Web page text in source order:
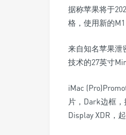
据称苹果将于
格，使用新的
来自知名苹果泄
技术的27英寸
iMac
片，Dark边框
Display XDR，